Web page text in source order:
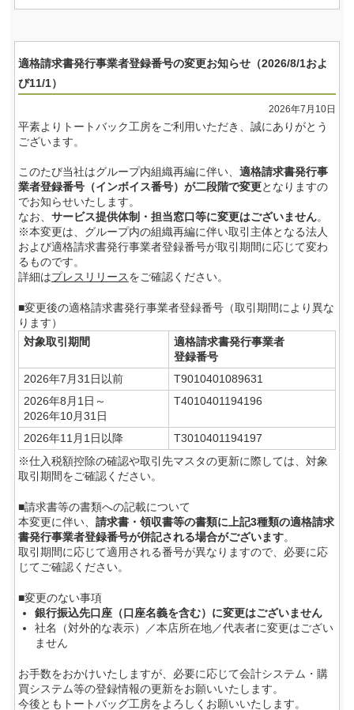
適格請求書発行事業者登録番号の変更お知らせ（2026/8/1およ
び11/1）
2026年7月10日
平素よりトートバック工房をご利用いただき、誠にありがとう
ございます。
このたび当社はグループ内組織再編に伴い、 適格請求書発行事
業者登録番号（インボイス番号）が二段階で変更となりますの
でお知らせいたします。
なお、 サービス提供体制・担当窓口等に変更はございません。
※本変更は、グループ内の組織再編に伴い取引主体となる法人
および適格請求書発行事業者登録番号が取引期間に応じて変わ
るものです。
詳細はプレスリリースをご確認ください。
■変更後の適格請求書発行事業者登録番号（取引期間により異な
ります）
対象取引期間
適格請求書発行事業者
登録番号
2026年7月31日以前
T9010401089631
2026年8月1日～
2026年10月31日
T4010401194196
2026年11月1日以降
T3010401194197
※仕入税額控除の確認や取引先マスタの更新に際しては、対象
取引期間をご確認ください。
■請求書等の書類への記載について
本変更に伴い、 請求書・領収書等の書類に上記3種類の適格請求
書発行事業者登録番号が併記される場合がございます。
取引期間に応じて適用される番号が異なりますので、必要に応
じてご確認ください。
■変更のない事項
銀行振込先口座（口座名義を含む）に変更はございません
社名（対外的な表示）／本店所在地／代表者に変更はござい
ません
お手数をおかけいたしますが、必要に応じて会計システム・購
買システム等の登録情報の更新をお願いいたします。
今後ともトートバッグ工房をよろしくお願いいたします。